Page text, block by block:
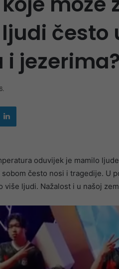
ljudi
jezerima?
LinkedIn
oduvijek je mamilo
sobom često nosi i tragedije. U
više ljudi. Nažalost i u našoj